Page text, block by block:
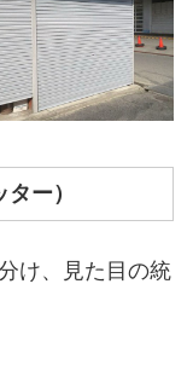
ー）
け、見た目の統